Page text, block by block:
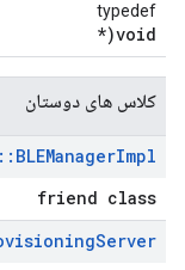
typedef
void(*
کلاس های دوستان
:: BLEManagerImpl
friend class
Server